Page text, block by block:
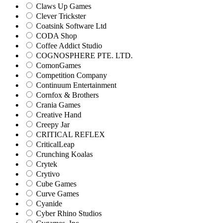
Claws Up Games
Clever Trickster
Coatsink Software Ltd
CODA Shop
Coffee Addict Studio
COGNOSPHERE PTE. LTD.
ComonGames
Competition Company
Continuum Entertainment
Cornfox & Brothers
Crania Games
Creative Hand
Creepy Jar
CRITICAL REFLEX
CriticalLeap
Crunching Koalas
Crytek
Crytivo
Cube Games
Curve Games
Cyanide
Cyber Rhino Studios